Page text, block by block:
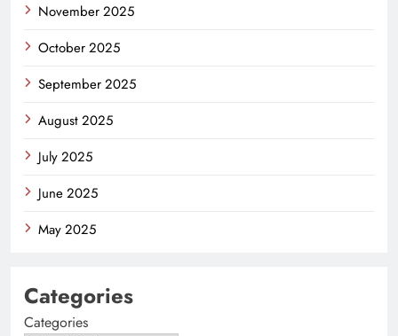
November 2025
October 2025
September 2025
August 2025
July 2025
June 2025
May 2025
Categories
Categories